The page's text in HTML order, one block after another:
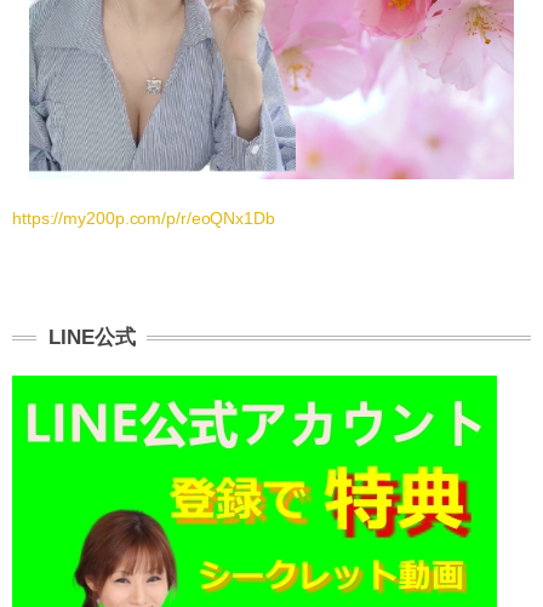
https://my200p.com/p/r/eoQNx1Db
LINE公式